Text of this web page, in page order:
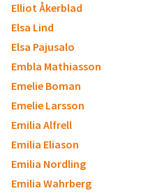
Elliot Åkerblad
Elsa Lind
Elsa Pajusalo
Embla Mathiasson
Emelie Boman
Emelie Larsson
Emilia Alfrell
Emilia Eliason
Emilia Nordling
Emilia Wahrberg